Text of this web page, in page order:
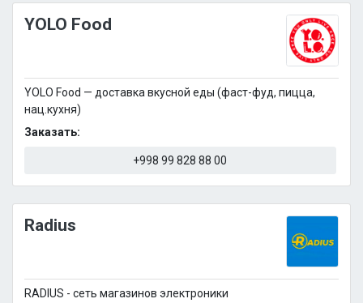
YOLO Food
YOLO Food — доставка вкусной еды (фаст-фуд, пицца,
нац.кухня)
Заказать:
+998 99 828 88 00
Radius
RADIUS - сеть магазинов электроники